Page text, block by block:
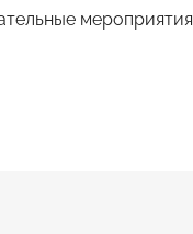
мероприятия